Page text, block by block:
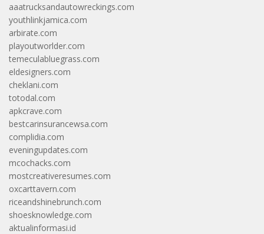
aaatrucksandautowreckings.com
youthlinkjamica.com
arbirate.com
playoutworlder.com
temeculabluegrass.com
eldesigners.com
cheklani.com
totodal.com
apkcrave.com
bestcarinsurancewsa.com
complidia.com
eveningupdates.com
mcochacks.com
mostcreativeresumes.com
oxcarttavern.com
riceandshinebrunch.com
shoesknowledge.com
aktualinformasi.id